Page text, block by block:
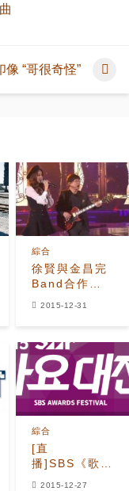
“哥很奇怪”
徐賢與金昌完
Band合作忘
綜合
2015-12-31
[直
播]SBS《歌謠
綜合
2015-12-27